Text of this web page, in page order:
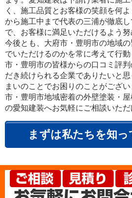
く、施工品質とお客様の笑顔を何
から施工中まで代表の三浦が徹底
で、お客様に満足いただけるよう努
今後とも、大府市・豊明市の地域
でいただけるのかを常に考えて行
市・豊明市の皆様からの口コミ評
だき続けられる企業でありたいと
まいのことでお困りのことがござ
市・豊明市地域密着の外壁塗装・
の愛知建装へお気軽にご相談いただ
まずは私たちを知